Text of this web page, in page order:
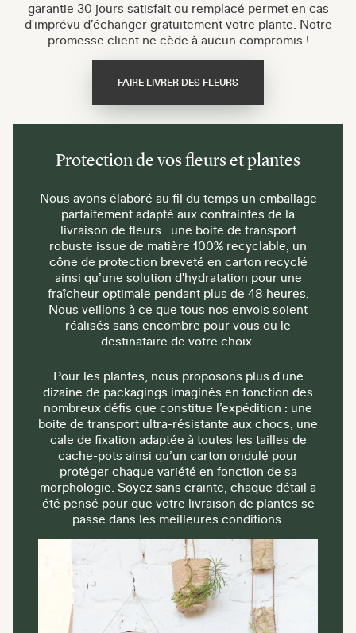
garantie 30 jours satisfait ou remplacé permet en cas
d'imprévu d’échanger gratuitement votre plante. Notre
promesse client ne cède à aucun compromis !
FAIRE LIVRER DES FLEURS
Protection de vos fleurs et plantes
Nous avons élaboré au fil du temps un emballage
parfaitement adapté aux contraintes de la
livraison de fleurs : une boite de transport
robuste issue de matière 100% recyclable, un
cône de protection breveté en carton recyclé
ainsi qu’une solution d'hydratation pour une
fraîcheur optimale pendant plus de 48 heures.
Nous veillons à ce que tous nos envois soient
réalisés sans encombre pour vous ou le
destinataire de votre choix.
Pour les plantes, nous proposons plus d'une
dizaine de packagings imaginés en fonction des
nombreux défis que constitue l’expédition : une
boite de transport ultra-résistante aux chocs, une
cale de fixation adaptée à toutes les tailles de
cache-pots ainsi qu’un carton ondulé pour
protéger chaque variété en fonction de sa
morphologie. Soyez sans crainte, chaque détail a
été pensé pour que votre livraison de plantes se
passe dans les meilleures conditions.